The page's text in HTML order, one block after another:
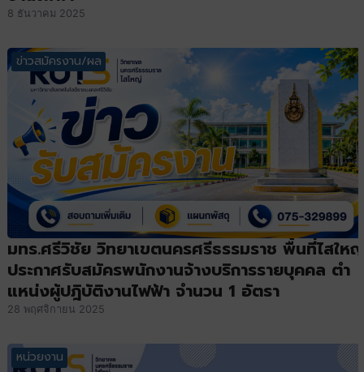
8 ธันวาคม 2025
ข่าวสมัครงาน/ผล
มทร.ศรีวิชัย วิทยาเขตนครศรีธรรมราช พื้นที่ไสให
ประกาศรับสมัครพนักงานจ้างบริการรายบุคคล ตำ
แหน่งผู้ปฎิบัติงานไฟฟ้า จำนวน 1 อัตรา
28 พฤศจิกายน 2025
หน่วยงาน